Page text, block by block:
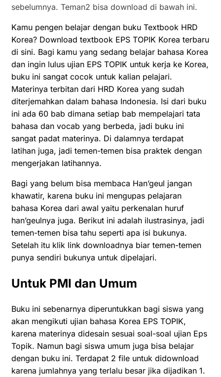
sebelumnya. Teman2 bisa download di bawah ini.
Kamu pengen belajar dengan buku Textbook HRD
Korea? Download textbook EPS TOPIK Korea terbaru
di sini. Bagi kamu yang sedang belajar bahasa Korea
dan ingin lulus ujian EPS TOPIK untuk kerja ke Korea,
buku ini sangat cocok untuk kalian pelajari.
Materinya terbitan dari HRD Korea yang sudah
diterjemahkan dalam bahasa Indonesia. Isi dari buku
ini ada 60 bab dimana setiap bab mempelajari tata
bahasa dan vocab yang berbeda, jadi buku ini
sangat padat materinya. Di dalamnya terdapat
latihan juga, jadi temen-temen bisa praktek dengan
mengerjakan latihannya.
Bagi yang belum bisa membaca Han’geul jangan
khawatir, karena buku ini mengupas pelajaran
bahasa Korea dari awal yaitu perkenalan huruf
han’geulnya juga. Berikut ini adalah ilustrasinya, jadi
temen-temen bisa tahu seperti apa isi bukunya.
Setelah itu klik link downloadnya biar temen-temen
punya sendiri bukunya untuk dipelajari.
Untuk PMI dan Umum
Buku ini sebenarnya diperuntukkan bagi siswa yang
akan mengikuti ujian bahasa Korea EPS TOPIK,
karena materinya didesain sesuai soal-soal ujian Eps
Topik. Namun bagi siswa umum juga bisa belajar
dengan buku ini. Terdapat 2 file untuk didownload
karena jumlahnya yang terlalu besar jika dijadikan 1.